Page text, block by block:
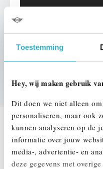
Toestemming
Hey, wij maken gebruik
Dit doen we niet alleen
personaliseren, maar ook
kunnen analyseren op de
informatie over jouw
media-, advertentie- en
deze gegevens met
DEZE ZIJN